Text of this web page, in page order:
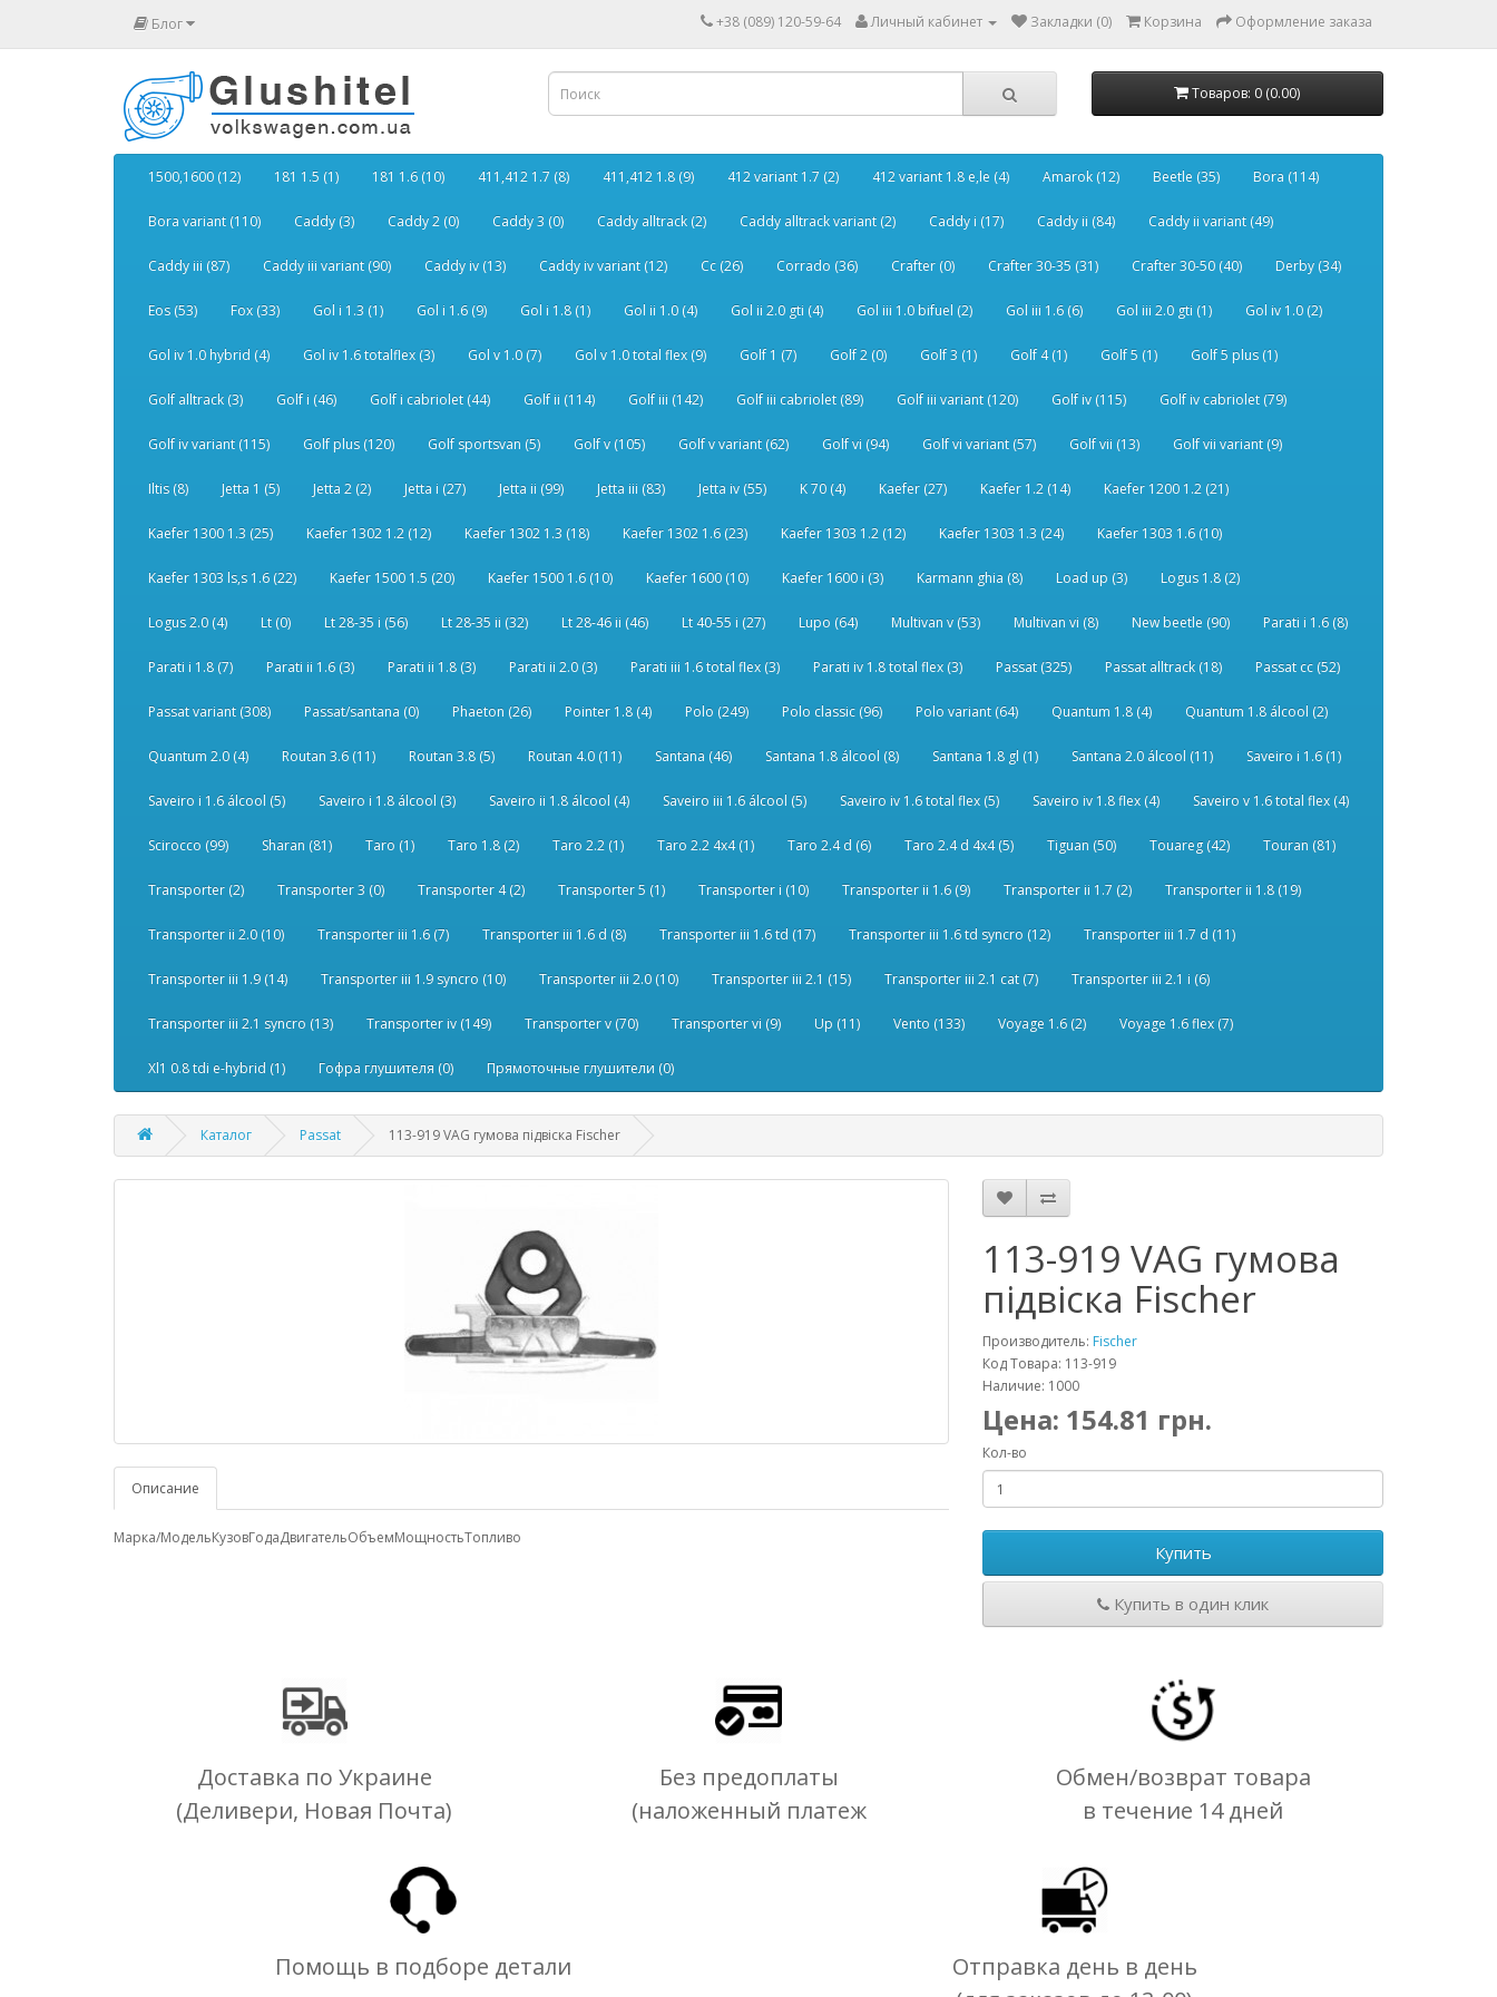
Блог +38 (089) 120-59-64 Личный кабинет Закладки (0) Корзина Оформление заказа
Товаров: 0 (0.00)
1500,1600 (12) 181 1.5 (1) 181 1.6 (10) 411,412 1.7 (8) 411,412 1.8 (9) 412 variant 1.7 (2) 412 variant 1.8 e,le (4) Amarok (12) Beetle (35) Bora (114)
Bora variant (110) Caddy (3) Caddy 2 (0) Caddy 3 (0) Caddy alltrack (2) Caddy alltrack variant (2) Caddy i (17) Caddy ii (84) Caddy ii variant (49)
Caddy iii (87) Caddy iii variant (90) Caddy iv (13) Caddy iv variant (12) Cc (26) Corrado (36) Crafter (0) Crafter 30-35 (31) Crafter 30-50 (40) Derby (34)
Eos (53) Fox (33) Gol i 1.3 (1) Gol i 1.6 (9) Gol i 1.8 (1) Gol ii 1.0 (4) Gol ii 2.0 gti (4) Gol iii 1.0 bifuel (2) Gol iii 1.6 (6) Gol iii 2.0 gti (1) Gol iv 1.0 (2)
Gol iv 1.0 hybrid (4) Gol iv 1.6 totalflex (3) Gol v 1.0 (7) Gol v 1.0 total flex (9) Golf 1 (7) Golf 2 (0) Golf 3 (1) Golf 4 (1) Golf 5 (1) Golf 5 plus (1)
Golf alltrack (3) Golf i (46) Golf i cabriolet (44) Golf ii (114) Golf iii (142) Golf iii cabriolet (89) Golf iii variant (120) Golf iv (115) Golf iv cabriolet (79)
Golf iv variant (115) Golf plus (120) Golf sportsvan (5) Golf v (105) Golf v variant (62) Golf vi (94) Golf vi variant (57) Golf vii (13) Golf vii variant (9)
Iltis (8) Jetta 1 (5) Jetta 2 (2) Jetta i (27) Jetta ii (99) Jetta iii (83) Jetta iv (55) K 70 (4) Kaefer (27) Kaefer 1.2 (14) Kaefer 1200 1.2 (21)
Kaefer 1300 1.3 (25) Kaefer 1302 1.2 (12) Kaefer 1302 1.3 (18) Kaefer 1302 1.6 (23) Kaefer 1303 1.2 (12) Kaefer 1303 1.3 (24) Kaefer 1303 1.6 (10)
Kaefer 1303 ls,s 1.6 (22) Kaefer 1500 1.5 (20) Kaefer 1500 1.6 (10) Kaefer 1600 (10) Kaefer 1600 i (3) Karmann ghia (8) Load up (3) Logus 1.8 (2)
Logus 2.0 (4) Lt (0) Lt 28-35 i (56) Lt 28-35 ii (32) Lt 28-46 ii (46) Lt 40-55 i (27) Lupo (64) Multivan v (53) Multivan vi (8) New beetle (90) Parati i 1.6 (8)
Parati i 1.8 (7) Parati ii 1.6 (3) Parati ii 1.8 (3) Parati ii 2.0 (3) Parati iii 1.6 total flex (3) Parati iv 1.8 total flex (3) Passat (325) Passat alltrack (18) Passat cc (52)
Passat variant (308) Passat/santana (0) Phaeton (26) Pointer 1.8 (4) Polo (249) Polo classic (96) Polo variant (64) Quantum 1.8 (4) Quantum 1.8 álcool (2)
Quantum 2.0 (4) Routan 3.6 (11) Routan 3.8 (5) Routan 4.0 (11) Santana (46) Santana 1.8 álcool (8) Santana 1.8 gl (1) Santana 2.0 álcool (11) Saveiro i 1.6 (1)
Saveiro i 1.6 álcool (5) Saveiro i 1.8 álcool (3) Saveiro ii 1.8 álcool (4) Saveiro iii 1.6 álcool (5) Saveiro iv 1.6 total flex (5) Saveiro iv 1.8 flex (4) Saveiro v 1.6 total flex (4)
Scirocco (99) Sharan (81) Taro (1) Taro 1.8 (2) Taro 2.2 (1) Taro 2.2 4x4 (1) Taro 2.4 d (6) Taro 2.4 d 4x4 (5) Tiguan (50) Touareg (42) Touran (81)
Transporter (2) Transporter 3 (0) Transporter 4 (2) Transporter 5 (1) Transporter i (10) Transporter ii 1.6 (9) Transporter ii 1.7 (2) Transporter ii 1.8 (19)
Transporter ii 2.0 (10) Transporter iii 1.6 (7) Transporter iii 1.6 d (8) Transporter iii 1.6 td (17) Transporter iii 1.6 td syncro (12) Transporter iii 1.7 d (11)
Transporter iii 1.9 (14) Transporter iii 1.9 syncro (10) Transporter iii 2.0 (10) Transporter iii 2.1 (15) Transporter iii 2.1 cat (7) Transporter iii 2.1 i (6)
Transporter iii 2.1 syncro (13) Transporter iv (149) Transporter v (70) Transporter vi (9) Up (11) Vento (133) Voyage 1.6 (2) Voyage 1.6 flex (7)
Xl1 0.8 tdi e-hybrid (1) Гофра глушителя (0) Прямоточные глушители (0)
Каталог Passat 113-919 VAG гумова підвіска Fischer
Описание
Марка/МодельКузовГодаДвигательОбъемМощностьТопливо
113-919 VAG гумова
підвіска Fischer
Производитель: Fischer
Код Товара: 113-919
Наличие: 1000
Цена: 154.81 грн.
Кол-во
Купить
Купить в один клик
Доставка по Украине
(Деливери, Новая Почта)
Без предоплаты
(наложенный платеж
Обмен/возврат товара
в течение 14 дней
Помощь в подборе детали
Отправка день в день